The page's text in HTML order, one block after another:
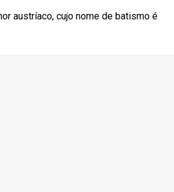
austríaco, cujo nome de batismo é